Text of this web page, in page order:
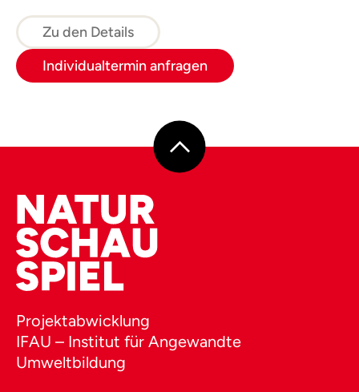
Zu den Details
Individualtermin anfragen
Projektabwicklung
IFAU – Institut für Angewandte
Umweltbildung